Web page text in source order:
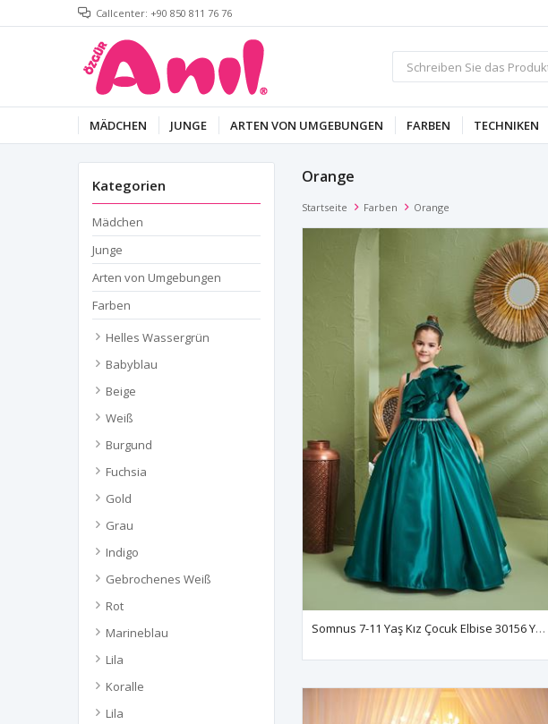
Callcenter: +90 850 811 76 76
MÄDCHEN JUNGE ARTEN VON UMGEBUNGEN FARBEN TECHNIKEN
Kategorien
Mädchen
Junge
Arten von Umgebungen
Farben
Helles Wassergrün
Babyblau
Beige
Weiß
Burgund
Fuchsia
Gold
Grau
Indigo
Gebrochenes Weiß
Rot
Marineblau
Lila
Koralle
Lila
Orange
Startseite Farben Orange
Somnus 7-11 Yaş Kız Çocuk Elbise 30156 Yeşil